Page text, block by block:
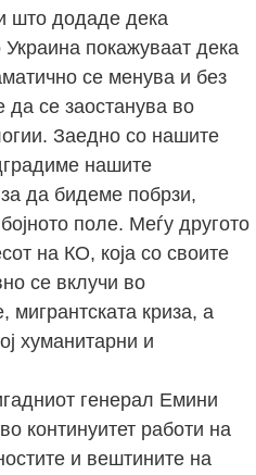
што додаде дека
Украина покажуваат дека
се менува и без
да се заостанува во
Заедно со нашите
нашите
да бидеме побрзи,
поле. Меѓу другото
на КО, која со своите
се вклучи во
криза, а
хуманитарни и
генерал Емини
континуитет работи на
и вештините на